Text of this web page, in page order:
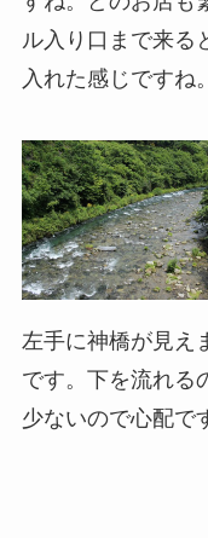
ル入り口まで来る
入れた感じですね。
左手に神橋が見え
です。下を流れる
少ないので心配で